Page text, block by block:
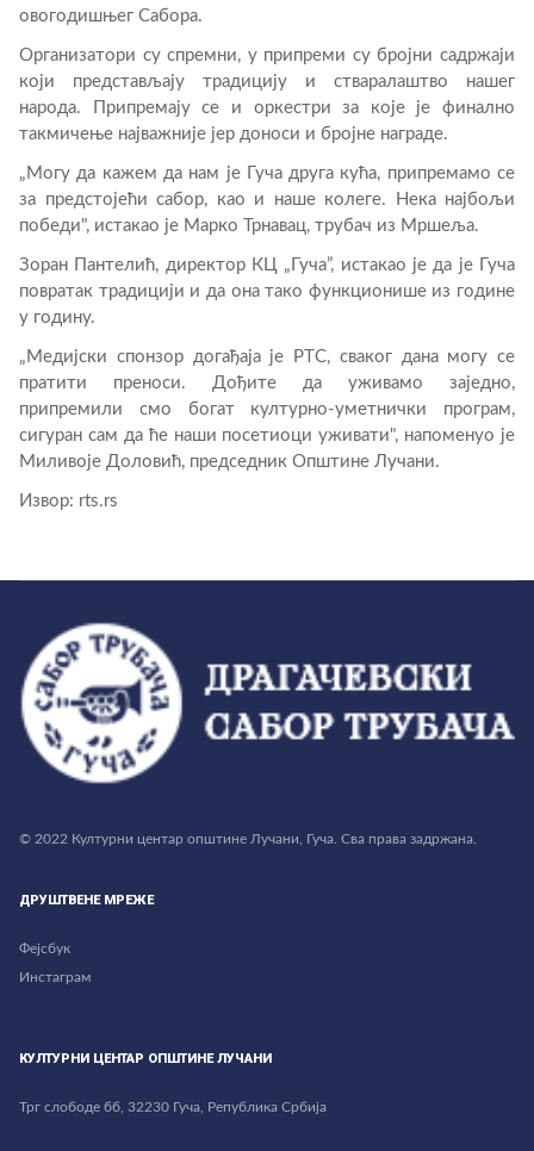
овогодишњег Сабора.
Организатори су спремни, у припреми су бројни садржаји
који представљају традицију и стваралаштво нашег
народа. Припремају се и оркестри за које је финално
такмичење најважније јер доноси и бројне награде.
„Могу да кажем да нам је Гуча друга кућа, припремамо се
за предстојећи сабор, као и наше колеге. Нека најбољи
победи", истакао је Марко Трнавац, трубач из Мршеља.
Зоран Пантелић, директор КЦ „Гуча”, истакао је да је Гуча
повратак традицији и да она тако функционише из године
у годину.
„Медијски спонзор догађаја је РТС, сваког дана могу се
пратити преноси. Дођите да уживамо заједно,
припремили смо богат културно-уметнички програм,
сигуран сам да ће наши посетиоци уживати", напоменуо је
Миливоје Доловић, председник Општине Лучани.
Извор: rts.rs
© 2022 Културни центар општине Лучани, Гуча. Сва права задржана.
ДРУШТВЕНЕ МРЕЖЕ
Фејсбук
Инстаграм
КУЛТУРНИ ЦЕНТАР ОПШТИНЕ ЛУЧАНИ
Трг слободе бб, 32230 Гуча, Република Србија